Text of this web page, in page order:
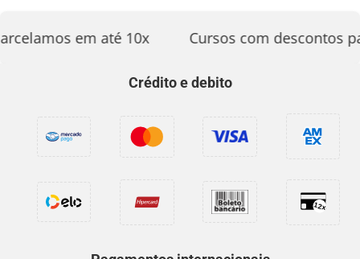
em até 10x Cursos com descontos
Crédito e debito